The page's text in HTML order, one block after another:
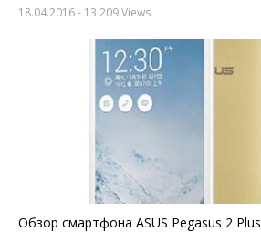
18.04.2016- 13 209 Views
Обзор смартфона ASUS Pegasus 2 Plus